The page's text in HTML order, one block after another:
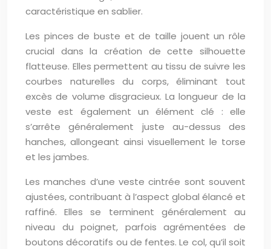
caractéristique en sablier.
Les pinces de buste et de taille jouent un rôle
crucial dans la création de cette silhouette
flatteuse. Elles permettent au tissu de suivre les
courbes naturelles du corps, éliminant tout
excès de volume disgracieux. La longueur de la
veste est également un élément clé : elle
s’arrête généralement juste au-dessus des
hanches, allongeant ainsi visuellement le torse
et les jambes.
Les manches d’une veste cintrée sont souvent
ajustées, contribuant à l’aspect global élancé et
raffiné. Elles se terminent généralement au
niveau du poignet, parfois agrémentées de
boutons décoratifs ou de fentes. Le col, qu’il soit